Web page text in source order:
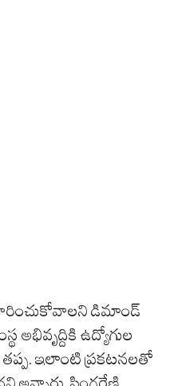
డిమాండ్
అభివృద్దికి ఉద్యోగుల
ఇలాంటి ప్రకటనలతో